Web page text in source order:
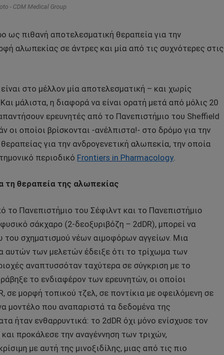
- CDM Medical Group
ως πιθανή αποτελεσματική θεραπεία για την
αλωπεκίας σε άντρες και μία από τις συχνότερες στις
στο μέλλον μία αποτελεσματική – και χωρίς
Και μάλιστα, η διαφορά να είναι ορατή μετά από μόλις 20
ερευνητές από το Πανεπιστήμιο του Sheffield
οι οποίοι βρίσκονται -ανέλπιστα!- στο δρόμο για την
για την ανδρογενετική αλωπεκία, την οποία
περιοδικό Frontiers in Pharmacology.
τη θεραπεία της αλωπεκίας
το Πανεπιστήμιο του Σέφιλντ και το Πανεπιστήμιο
σάκχαρο (2-δεοξυριβόζη – 2dDR), μπορεί να
σχηματισμού νέων αιμοφόρων αγγείων. Μια
αυτών των μελετών έδειξε ότι το τρίχωμα των
αναπτυσσόταν ταχύτερα σε σύγκριση με το
το ενδιαφέρον των ερευνητών, οι οποίοι
σε μορφή τοπικού τζελ, σε ποντίκια με οφειλόμενη σε
μοντέλο που αναπαριστά τα δεδομένα της
ήταν ενθαρρυντικά: το 2dDR όχι μόνο ενίσχυσε τον
προκάλεσε την αναγέννηση των τριχών,
με αυτή της μινοξιδίλης, μιας από τις πιο